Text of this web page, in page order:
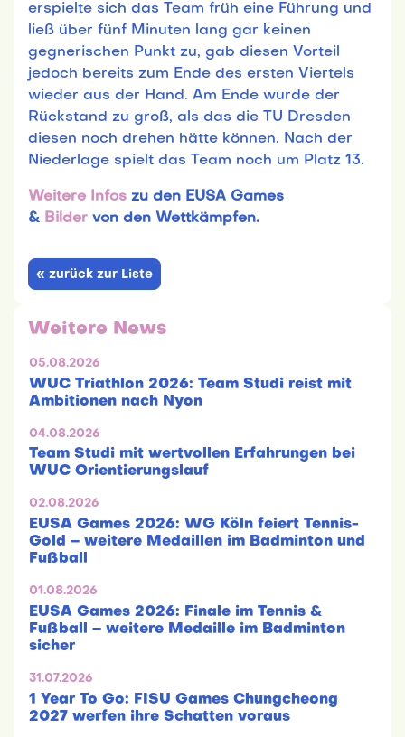
erspielte sich das Team früh eine Führung und
ließ über fünf Minuten lang gar keinen
gegnerischen Punkt zu, gab diesen Vorteil
jedoch bereits zum Ende des ersten Viertels
wieder aus der Hand. Am Ende wurde der
Rückstand zu groß, als das die TU Dresden
diesen noch drehen hätte können. Nach der
Niederlage spielt das Team noch um Platz 13.
Weitere Infos zu den EUSA Games
& Bilder von den Wettkämpfen.
« zurück zur Liste
Weitere News
05.08.2026
WUC Triathlon 2026: Team Studi reist mit
Ambitionen nach Nyon
04.08.2026
Team Studi mit wertvollen Erfahrungen bei
WUC Orientierungslauf
02.08.2026
EUSA Games 2026: WG Köln feiert Tennis-
Gold – weitere Medaillen im Badminton und
Fußball
01.08.2026
EUSA Games 2026: Finale im Tennis &
Fußball – weitere Medaille im Badminton
sicher
31.07.2026
1 Year To Go: FISU Games Chungcheong
2027 werfen ihre Schatten voraus